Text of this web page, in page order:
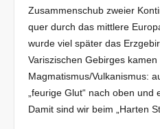
Zusammenschub zweier
quer durch das mittlere
wurde viel später das
Variszischen Gebirges
Magmatismus/Vulkanismus:
„feurige Glut“ nach oben
Damit sind wir beim „Harten